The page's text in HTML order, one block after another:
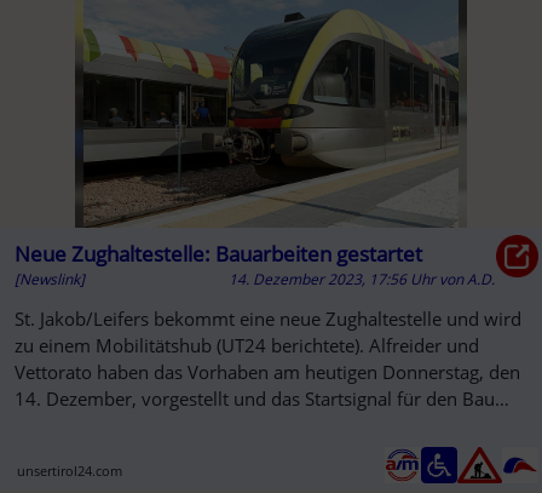
Neue Zughaltestelle: Bauarbeiten gestartet
[Newslink] 14. Dezember 2023, 17:56 Uhr vonA.D.
St. Jakob/Leifers bekommt eine neue Zughaltestelle und wird
zu einem Mobilitätshub (UT24 berichtete). Alfreider und
Vettorato haben das Vorhaben am heutigen Donnerstag, den
14. Dezember, vorgestellt und das Startsignal für den Bau
unsertirol24.com